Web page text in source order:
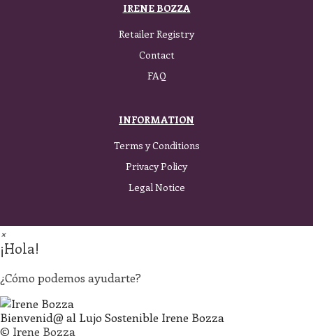
IRENE BOZZA
Retailer Registry
Contact
FAQ
INFORMATION
Terms y Conditions
Privacy Policy
Legal Notice
×
¡Hola!
¿Cómo podemos ayudarte?
Bienvenid@ al Lujo Sostenible Irene Bozza
© Irene Bozza